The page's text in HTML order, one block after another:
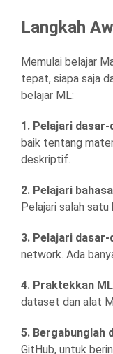
Langkah
Memulai belajar
tepat, siapa saja
belajar ML:
1. Pelajari
baik tentang
deskriptif.
2. Pelajari
Pelajari salah
3. Pelajari dasar-
network. Ada
4. Praktekkan ML
dataset dan alat
5. Bergabunglah
GitHub, untuk